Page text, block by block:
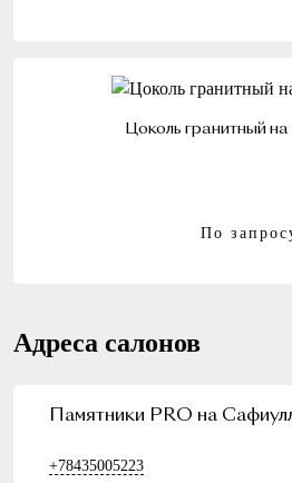
Цоколь гранитный на
По
Адреса салонов
Памятники PRO на
+78435005223